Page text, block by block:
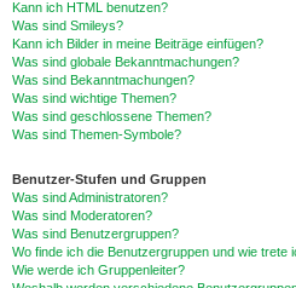
Kann ich HTML benutzen?
Was sind Smileys?
Kann ich Bilder in meine Beiträge einfügen?
Was sind globale Bekanntmachungen?
Was sind Bekanntmachungen?
Was sind wichtige Themen?
Was sind geschlossene Themen?
Was sind Themen-Symbole?
Benutzer-Stufen und Gruppen
Was sind Administratoren?
Was sind Moderatoren?
Was sind Benutzergruppen?
Wo finde ich die Benutzergruppen und wie trete
Wie werde ich Gruppenleiter?